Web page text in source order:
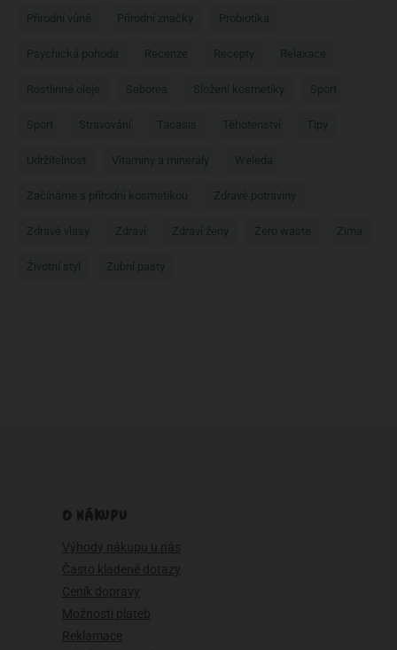
Přírodní vůně Přírodní značky Probiotika
Psychická pohoda Recenze Recepty Relaxace
Rostlinné oleje Seborea Složení kosmetiky Sport
Sport Stravování Taoasis Těhotenství Tipy
Udržitelnost Vitaminy a minerály Weleda
Začínáme s přírodní kosmetikou Zdravé potraviny
Zdravé vlasy Zdraví Zdraví ženy Zero waste Zima
Životní styl Zubní pasty
O NÁKUPU
Výhody nákupu u nás
Často kladené dotazy
Ceník dopravy
Možnosti plateb
Reklamace